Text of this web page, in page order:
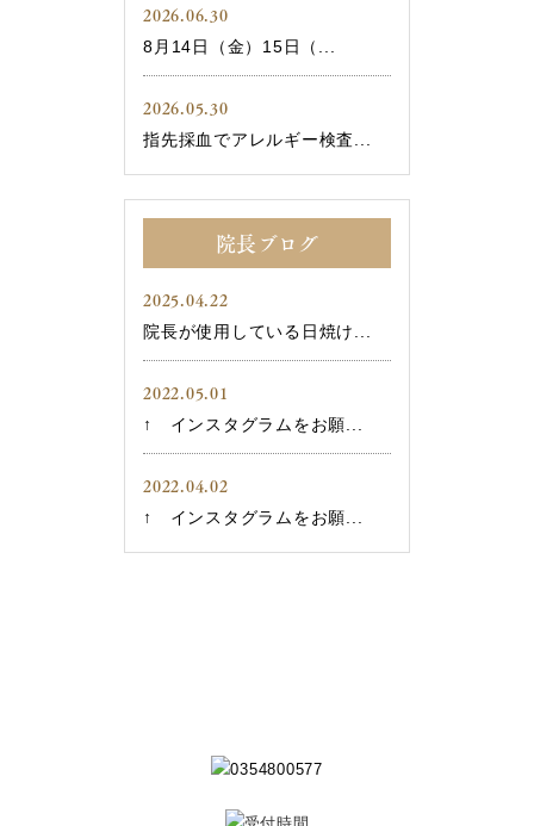
2026.06.30
8月14日（金）15日（...
2026.05.30
指先採血でアレルギー検査...
院長ブログ
2025.04.22
院長が使用している日焼け...
2022.05.01
↑ インスタグラムをお願...
2022.04.02
↑ インスタグラムをお願...